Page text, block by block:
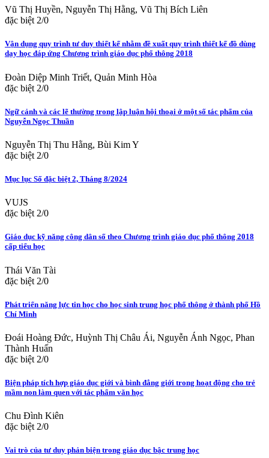
Vũ Thị Huyền, Nguyễn Thị Hằng, Vũ Thị Bích Liên
đặc biệt 2/0
Vận dụng quy trình tư duy thiết kế nhằm đề xuất quy trình thiết kế đồ dùng
dạy học đáp ứng Chương trình giáo dục phổ thông 2018
Đoàn Diệp Minh Triết, Quản Minh Hòa
đặc biệt 2/0
Ngữ cảnh và các lẽ thường trong lập luận hội thoại ở một số tác phẩm của
Nguyễn Ngọc Thuần
Nguyễn Thị Thu Hằng, Bùi Kim Y
đặc biệt 2/0
Mục lục Số đặc biệt 2, Tháng 8/2024
VUJS
đặc biệt 2/0
Giáo dục kỹ năng công dân số theo Chương trình giáo dục phổ thông 2018
cấp tiểu học
Thái Văn Tài
đặc biệt 2/0
Phát triển năng lực tin học cho học sinh trung học phổ thông ở thành phố Hồ
Chí Minh
Đoái Hoàng Đức, Huỳnh Thị Châu Ái, Nguyễn Ánh Ngọc, Phan
Thành Huấn
đặc biệt 2/0
Biện pháp tích hợp giáo dục giới và bình đẳng giới trong hoạt động cho trẻ
mầm non làm quen với tác phẩm văn học
Chu Đình Kiên
đặc biệt 2/0
Vai trò của tư duy phản biện trong giáo dục bậc trung học